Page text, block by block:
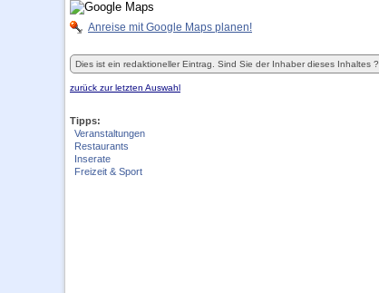
Anreise mit Google Maps planen!
Dies ist ein redaktioneller Eintrag. Sind Sie der Inhaber dieses Inhaltes ?
zurück zur letzten Auswahl
Tipps:
Veranstaltungen
Restaurants
Inserate
Freizeit & Sport